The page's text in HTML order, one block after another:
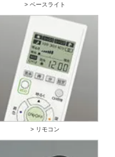
> ベースライト
> リモコン